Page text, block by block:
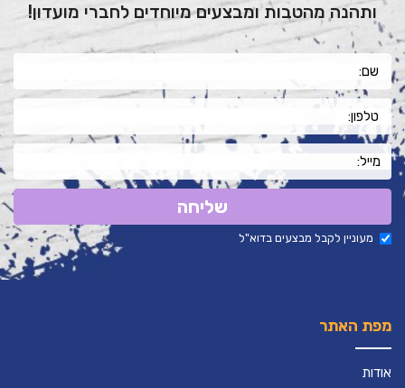
ותהנה מהטבות ומבצעים מיוחדים לחברי מועדון!
שליחה
מעוניין לקבל מבצעים בדוא"ל
מפת האתר
אודות